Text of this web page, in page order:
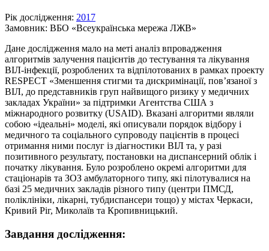
Рік дослідження: 2017
Замовник: ВБО «Всеукраїнська мережа ЛЖВ»
Дане дослідження мало на меті аналіз впровадження
алгоритмів залучення пацієнтів до тестування та лікування
ВІЛ-інфекції, розроблених та відпілотованих в рамках проекту
RESPECT «Зменшення стигми та дискримінації, пов’язаної з
ВІЛ, до представників груп найвищого ризику у медичних
закладах України» за підтримки Агентства США з
міжнародного розвитку (USAID). Вказані алгоритми являли
собою «ідеальні» моделі, які описували порядок відбору і
медичного та соціального супроводу пацієнтів в процесі
отримання ними послуг із діагностики ВІЛ та, у разі
позитивного результату, постановки на диспансерний облік і
початку лікування. Було розроблено окремі алгоритми для
стаціонарів та ЗОЗ амбулаторного типу, які пілотувалися на
базі 25 медичних закладів різного типу (центри ПМСД,
поліклініки, лікарні, тубдиспансери тощо) у містах Черкаси,
Кривий Ріг, Миколаїв та Кропивницький.
Завдання дослідження: